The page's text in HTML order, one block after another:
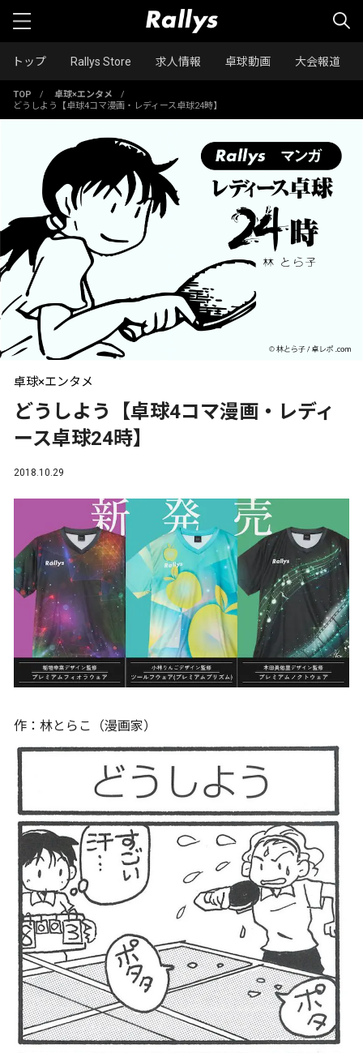
トップ Rallys Store 求人情報 卓球動画 大会報道
TOP / 卓球×エンタメ
/
どうしよう【卓球4コマ漫画・レディース卓球24時】
卓球×エンタメ
どうしよう【卓球4コマ漫画・レディ
ース卓球24時】
2018.10.29
作：林とらこ（漫画家）